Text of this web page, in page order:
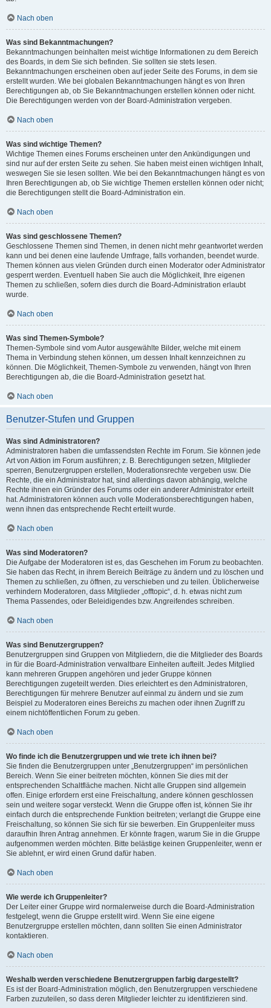
Nach oben
Was sind Bekanntmachungen?
Bekanntmachungen beinhalten meist wichtige Informationen zu dem Bereich
des Boards, in dem Sie sich befinden. Sie sollten sie stets lesen.
Bekanntmachungen erscheinen oben auf jeder Seite des Forums, in dem sie
erstellt wurden. Wie bei globalen Bekanntmachungen hängt es von Ihren
Berechtigungen ab, ob Sie Bekanntmachungen erstellen können oder nicht.
Die Berechtigungen werden von der Board-Administration vergeben.
Nach oben
Was sind wichtige Themen?
Wichtige Themen eines Forums erscheinen unter den Ankündigungen und
sind nur auf der ersten Seite zu sehen. Sie haben meist einen wichtigen Inhalt,
weswegen Sie sie lesen sollten. Wie bei den Bekanntmachungen hängt es von
Ihren Berechtigungen ab, ob Sie wichtige Themen erstellen können oder nicht;
die Berechtigungen stellt die Board-Administration ein.
Nach oben
Was sind geschlossene Themen?
Geschlossene Themen sind Themen, in denen nicht mehr geantwortet werden
kann und bei denen eine laufende Umfrage, falls vorhanden, beendet wurde.
Themen können aus vielen Gründen durch einen Moderator oder Administrator
gesperrt werden. Eventuell haben Sie auch die Möglichkeit, Ihre eigenen
Themen zu schließen, sofern dies durch die Board-Administration erlaubt
wurde.
Nach oben
Was sind Themen-Symbole?
Themen-Symbole sind vom Autor ausgewählte Bilder, welche mit einem
Thema in Verbindung stehen können, um dessen Inhalt kennzeichnen zu
können. Die Möglichkeit, Themen-Symbole zu verwenden, hängt von Ihren
Berechtigungen ab, die die Board-Administration gesetzt hat.
Nach oben
Benutzer-Stufen und Gruppen
Was sind Administratoren?
Administratoren haben die umfassendsten Rechte im Forum. Sie können jede
Art von Aktion im Forum ausführen; z. B. Berechtigungen setzen, Mitglieder
sperren, Benutzergruppen erstellen, Moderationsrechte vergeben usw. Die
Rechte, die ein Administrator hat, sind allerdings davon abhängig, welche
Rechte ihnen ein Gründer des Forums oder ein anderer Administrator erteilt
hat. Administratoren können auch volle Moderationsberechtigungen haben,
wenn ihnen das entsprechende Recht erteilt wurde.
Nach oben
Was sind Moderatoren?
Die Aufgabe der Moderatoren ist es, das Geschehen im Forum zu beobachten.
Sie haben das Recht, in ihrem Bereich Beiträge zu ändern und zu löschen und
Themen zu schließen, zu öffnen, zu verschieben und zu teilen. Üblicherweise
verhindern Moderatoren, dass Mitglieder „offtopic“, d. h. etwas nicht zum
Thema Passendes, oder Beleidigendes bzw. Angreifendes schreiben.
Nach oben
Was sind Benutzergruppen?
Benutzergruppen sind Gruppen von Mitgliedern, die die Mitglieder des Boards
in für die Board-Administration verwaltbare Einheiten aufteilt. Jedes Mitglied
kann mehreren Gruppen angehören und jeder Gruppe können
Berechtigungen zugeteilt werden. Dies erleichtert es den Administratoren,
Berechtigungen für mehrere Benutzer auf einmal zu ändern und sie zum
Beispiel zu Moderatoren eines Bereichs zu machen oder ihnen Zugriff zu
einem nichtöffentlichen Forum zu geben.
Nach oben
Wo finde ich die Benutzergruppen und wie trete ich ihnen bei?
Sie finden die Benutzergruppen unter „Benutzergruppen“ im persönlichen
Bereich. Wenn Sie einer beitreten möchten, können Sie dies mit der
entsprechenden Schaltfläche machen. Nicht alle Gruppen sind allgemein
offen. Einige erfordern erst eine Freischaltung, andere können geschlossen
sein und weitere sogar versteckt. Wenn die Gruppe offen ist, können Sie ihr
einfach durch die entsprechende Funktion beitreten; verlangt die Gruppe eine
Freischaltung, so können Sie sich für sie bewerben. Ein Gruppenleiter muss
daraufhin Ihren Antrag annehmen. Er könnte fragen, warum Sie in die Gruppe
aufgenommen werden möchten. Bitte belästige keinen Gruppenleiter, wenn er
Sie ablehnt, er wird einen Grund dafür haben.
Nach oben
Wie werde ich Gruppenleiter?
Der Leiter einer Gruppe wird normalerweise durch die Board-Administration
festgelegt, wenn die Gruppe erstellt wird. Wenn Sie eine eigene
Benutzergruppe erstellen möchten, dann sollten Sie einen Administrator
kontaktieren.
Nach oben
Weshalb werden verschiedene Benutzergruppen farbig dargestellt?
Es ist der Board-Administration möglich, den Benutzergruppen verschiedene
Farben zuzuteilen, so dass deren Mitglieder leichter zu identifizieren sind.